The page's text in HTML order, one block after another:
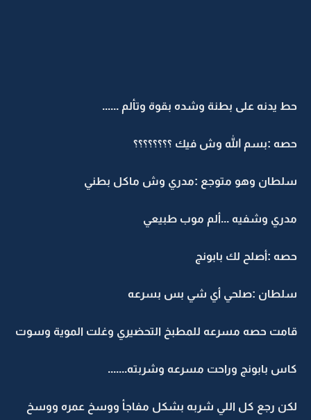
حط يدنه على بطنة وشده بقوة وتألم ......
حصه :بسم الله وش فيك ؟؟؟؟؟؟؟؟
سلطان وهو متوجع :مدري وش ماكل بطني
مدري وشفيه ...ألم موب طبيعي
حصه :أصلح لك بابونج
سلطان :صلحي أي شي بس بسرعه
قامت حصه مسرعه للمطبخ التحضيري وغلت الموية وسوت
كاس بابونج وراحت مسرعه وشربته.......
لكن رجع كل اللي شربه بشكل مفاجأ ووسخ عمره ووسخ